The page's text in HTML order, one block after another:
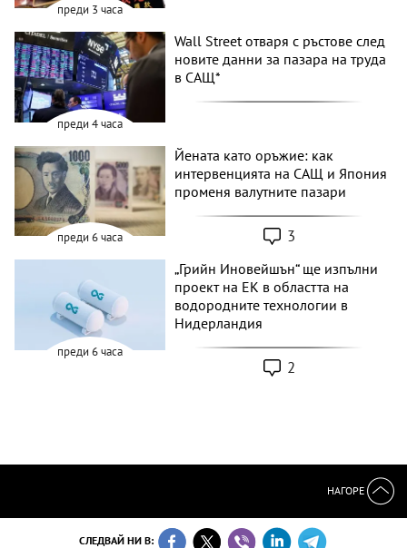
преди 3 часа
преди 4 часа
Wall Street отваря с ръстове след
новите данни за пазара на труда
в САЩ*
преди 6 часа
Йената като оръжие: как
интервенцията на САЩ и Япония
променя валутните пазари
3
преди 6 часа
„Грийн Иновейшън“ ще изпълни
проект на ЕК в областта на
водородните технологии в
Нидерландия
2
НАГОРЕ
СЛЕДВАЙ НИ В: